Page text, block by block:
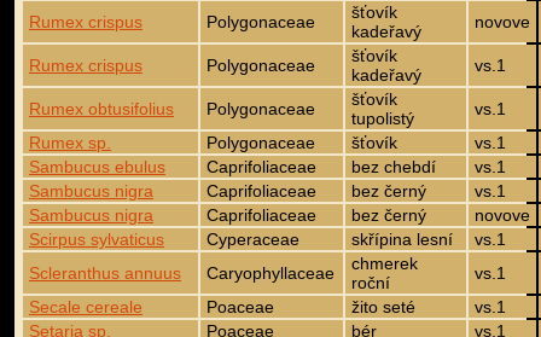
Rumex crispus Polygonaceae
šťovík
kadeřavý
novove
Rumex crispus Polygonaceae
šťovík
kadeřavý
vs.1
Rumex obtusifolius Polygonaceae
šťovík
tupolistý
vs.1
Rumex sp.
Polygonaceae šťovík
vs.1
Sambucus ebulus
Caprifoliaceae bez chebdí
vs.1
Sambucus nigra
Caprifoliaceae bez černý
vs.1
Sambucus nigra
Caprifoliaceae bez černý
novove
Scirpus sylvaticus
Cyperaceae skřípina lesní
vs.1
Scleranthus annuus
Caryophyllaceae
chmerek
roční
vs.1
Secale cereale
Poaceae žito seté
vs.1
Setaria sp.
Poaceae bér
vs.1